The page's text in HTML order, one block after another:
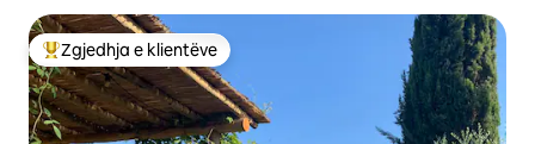
Më të mirat e zgjedhjeve të klientëve
Zgjedhja e klientëve